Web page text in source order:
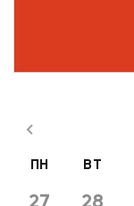
ПН ВТ
27 28